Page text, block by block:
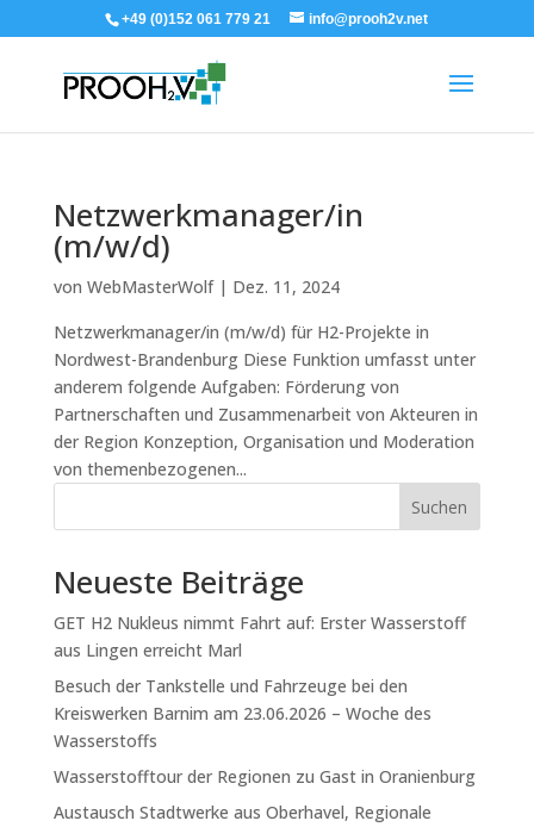
+49 (0)152 061 779 21 info@prooh2v.net
Netzwerkmanager/in
(m/w/d)
von WebMasterWolf| Dez. 11, 2024
Netzwerkmanager/in (m/w/d) für H2-Projekte in
Nordwest-Brandenburg Diese Funktion umfasst unter
anderem folgende Aufgaben: Förderung von
Partnerschaften und Zusammenarbeit von Akteuren in
der Region Konzeption, Organisation und Moderation
von themenbezogenen...
Suchen
Neueste Beiträge
GET H2 Nukleus nimmt Fahrt auf: Erster Wasserstoff
aus Lingen erreicht Marl
Besuch der Tankstelle und Fahrzeuge bei den
Kreiswerken Barnim am 23.06.2026 – Woche des
Wasserstoffs
Wasserstofftour der Regionen zu Gast in Oranienburg
Austausch Stadtwerke aus Oberhavel, Regionale